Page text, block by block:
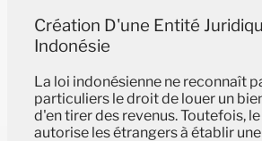
Création D'une Entité
Indonésie
La loi indonésienne ne reconnaît
particuliers le droit de louer un
d'en tirer des revenus. Toutefois,
autorise les étrangers à établir